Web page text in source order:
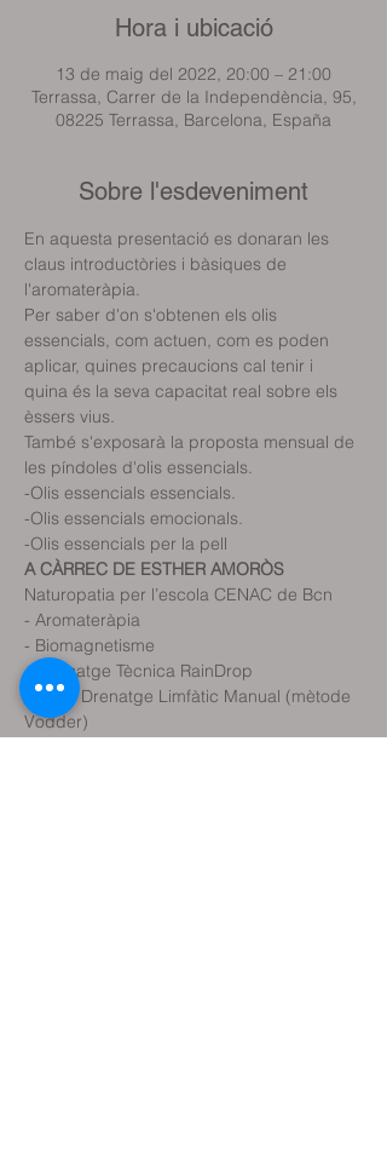
Hora i ubicació
13 de maig del 2022, 20:00 – 21:00
Terrassa, Carrer de la Independència, 95,
08225 Terrassa, Barcelona, España
Sobre l'esdeveniment
En aquesta presentació es donaran les
claus introductòries i bàsiques de
l'aromateràpia.
Per saber d'on s'obtenen els olis
essencials, com actuen, com es poden
aplicar, quines precaucions cal tenir i
quina és la seva capacitat real sobre els
èssers vius.
També s'exposarà la proposta mensual de
les píndoles d'olis essencials.
-Olis essencials essencials.
-Olis essencials emocionals.
-Olis essencials per la pell
A CÀRREC DE ESTHER AMORÒS
Naturopatia per l’escola CENAC de Bcn
- Aromateràpia
- Biomagnetisme
- Massatge Tècnica RainDrop
- DLM, Drenatge Limfàtic Manual (mètode
Vodder)